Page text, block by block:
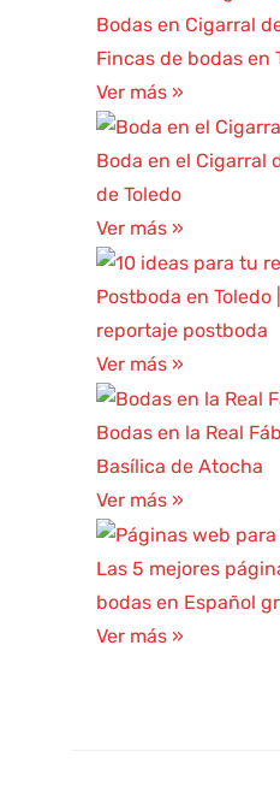
Bodas en Cigarral
Fincas de bodas en
Ver más »
Boda en el Cigarral
de Toledo
Ver más »
Postboda en Toledo
reportaje postboda
Ver más »
Bodas en la Real
Basílica de Atocha
Ver más »
Las 5 mejores
bodas en Español
Ver más »